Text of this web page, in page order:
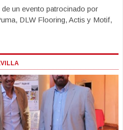
un evento patrocinado por
DLW Flooring, Actis y Motif,